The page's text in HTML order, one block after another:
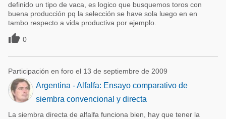
definido un tipo de vaca, es logico que busquemos toros con
buena producción pq la selección se have sola luego en en
tambo respecto a vida productiva por ejemplo.
 0
Participación en foro el 13 de septiembre de 2009
Argentina - Alfalfa: Ensayo comparativo de
siembra convencional y directa
La siembra directa de alfalfa funciona bien, hay que tener la